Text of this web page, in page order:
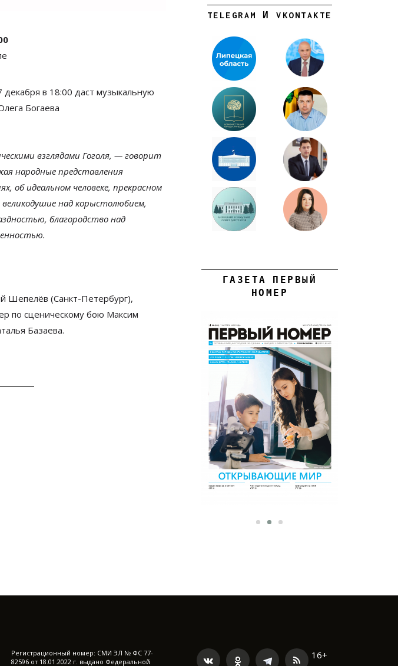
в 18:00 даст музыкальную
Богаева
взглядами Гоголя, — говорит
народные представления
об идеальном человеке, прекрасном
над корыстолюбием,
благородство над
Шепелёв (Санкт-Петербург),
по сценическому бою Максим
Базаева.
TELEGRAM И VKONTAKTE
ГАЗЕТА ПЕРВЫЙ
НОМЕР
Регистрационный номер: СМИ ЭЛ № ФС 77-
82596 от 18.01.2022 г. выдано Федеральной
16+